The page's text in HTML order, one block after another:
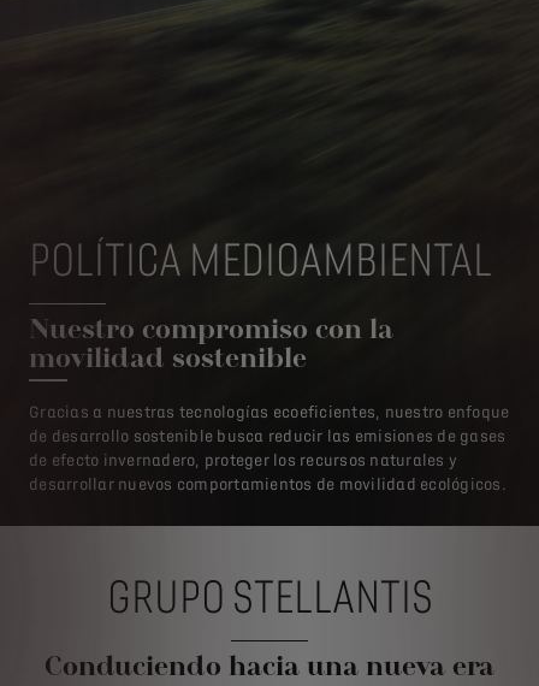
POLÍTICA MEDIOAMBIENTAL
Nuestro compromiso con la
movilidad sostenible
Gracias a nuestras tecnologías ecoeficientes, nuestro enfoque
de desarrollo sostenible busca reducir las emisiones de gases
de efecto invernadero, proteger los recursos naturales y
desarrollar nuevos comportamientos de movilidad ecológicos.
GRUPO STELLANTIS
Conduciendo hacia una nueva era